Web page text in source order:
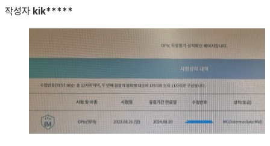
작성자 kik*****